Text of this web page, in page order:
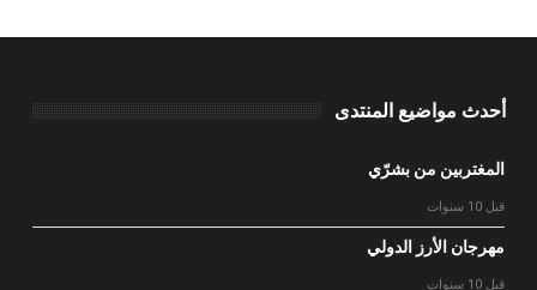
أحدث مواضيع المنتدى
المغتربين من بشرّي
قبل 10 سنوات
مهرجان الأرز الدولي
قبل 10 سنوات